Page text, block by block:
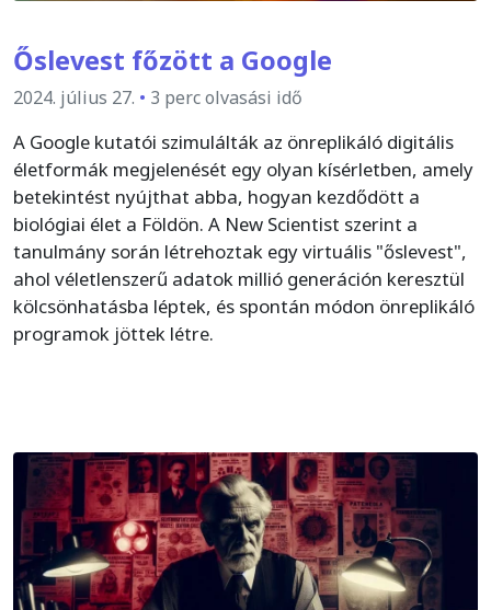
Őslevest főzött a Google
2024. július 27. • 3 perc olvasási idő
A Google kutatói szimulálták az önreplikáló digitális
életformák megjelenését egy olyan kísérletben, amely
betekintést nyújthat abba, hogyan kezdődött a
biológiai élet a Földön. A New Scientist szerint a
tanulmány során létrehoztak egy virtuális "őslevest",
ahol véletlenszerű adatok millió generáción keresztül
kölcsönhatásba léptek, és spontán módon önreplikáló
programok jöttek létre.